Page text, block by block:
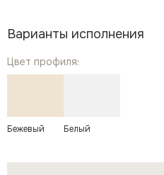
Варианты исполнения
Цвет профиля:
Бежевый Белый